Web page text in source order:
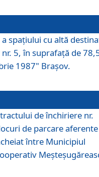
spaţiului cu altă
5, în suprafaţă de
1987" Braşov.
de închiriere nr.
de parcare aferente
între Municipiul